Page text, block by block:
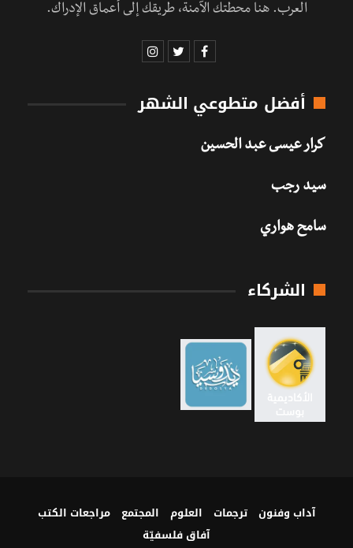
العرب. هنا محطتك الآمنة، طريقك إلى أعماق الإدراك.
أفضل متطوعي الشهر
كرار عيسى عبد الحسين
سيد رجب
سامح هواري
الشركاء
آداب وفنون ترجمات العلوم المجتمع
مراجعات الكتب
آفاق فلسفيّة‎